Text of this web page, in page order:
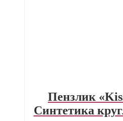
Пензлик
Синтетика